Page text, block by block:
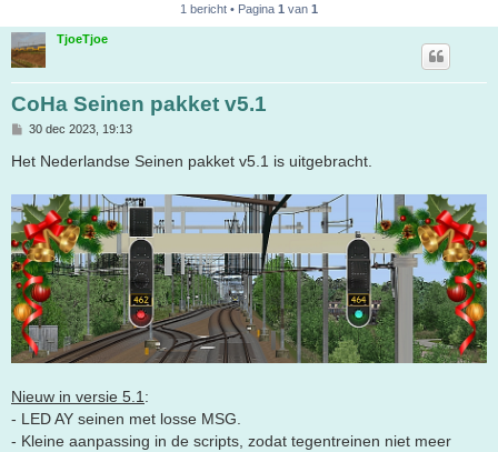
1 bericht • Pagina 1 van 1
TjoeTjoe
CoHa Seinen pakket v5.1
B
r
t
30 dec 2023, 19:13
Het Nederlandse Seinen pakket v5.1 is uitgebracht.
Nieuw in versie 5.1 :
- LED AY seinen met losse MSG.
- Kleine aanpassing in de scripts, zodat tegentreinen niet meer